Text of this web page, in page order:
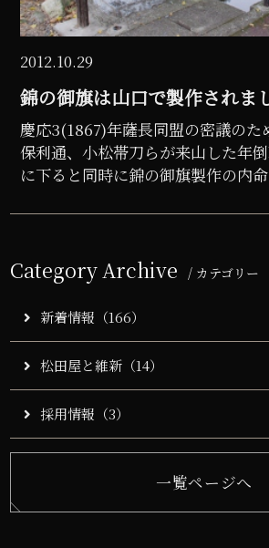
2012.10.29
錦の御旗は山口で製作されま
慶応3(1867)年薩長同盟の密議のた
保利通、小松帯刀らが来山した年
に下ると同時に錦の御旗製作の内
山口に持ち帰...
Category Archive / カテゴリー
新着情報（166）
松田屋と維新（14）
採用情報（3）
一覧ページへ